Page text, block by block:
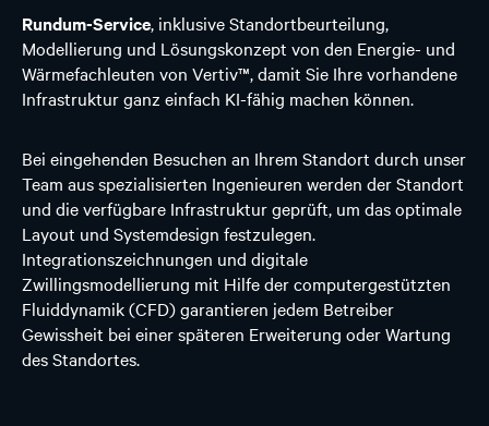
Rundum-Service, inklusive Standortbeurteilung,
Modellierung und Lösungskonzept von den Energie- und
Wärmefachleuten von Vertiv™, damit Sie Ihre vorhandene
Infrastruktur ganz einfach KI-fähig machen können.
Bei eingehenden Besuchen an Ihrem Standort durch unser
Team aus spezialisierten Ingenieuren werden der Standort
und die verfügbare Infrastruktur geprüft, um das optimale
Layout und Systemdesign festzulegen.
Integrationszeichnungen und digitale
Zwillingsmodellierung mit Hilfe der computergestützten
Fluiddynamik (CFD) garantieren jedem Betreiber
Gewissheit bei einer späteren Erweiterung oder Wartung
des Standortes.